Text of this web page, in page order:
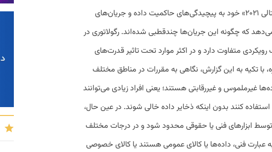
آنکتاد در گزارش «اقتصاد دیجیتالی ۲۰۲۱» خود به پیچیدگی‌های حاکمیت داده و جریان‌های
که چگونه این جریان‌ها چندقطبی شده‌اند. رگولاتوری در
متفاوت دارد و در اکثر موارد تحت‌ تاثیر قدرت‌های
با تکیه به این گزارش، نگاهی به مقررات در مناطق مختلف
غیرملموس و غیررقابتی هستند؛ یعنی افراد زیادی می‌توانند
کنند بدون اینکه ذخایر داده خالی شوند. در عین ‌حال،
ابزارهای فنی یا حقوقی محدود شود و در درجات مختلف
عبارت فنی، داده‌ها یا کالای عمومی هستند یا کالای خصوصی